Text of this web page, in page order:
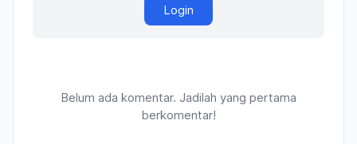
Login
Belum ada komentar. Jadilah yang pertama
berkomentar!